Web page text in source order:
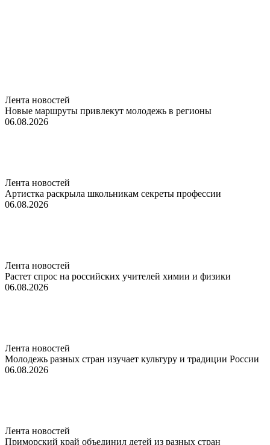
Лента новостей
Новые маршруты привлекут молодежь в регионы
06.08.2026
Лента новостей
Артистка раскрыла школьникам секреты профессии
06.08.2026
Лента новостей
Растет спрос на российских учителей химии и физики
06.08.2026
Лента новостей
Молодежь разных стран изучает культуру и традиции России
06.08.2026
Лента новостей
Приморский край объединил детей из разных стран